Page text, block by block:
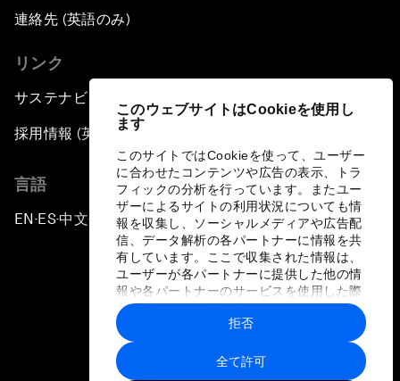
このウェブサイトはCookieを使用し
ます
このサイトではCookieを使って、ユーザー
に合わせたコンテンツや広告の表示、トラ
フィックの分析を行っています。またユー
ザーによるサイトの利用状況についても情
報を収集し、ソーシャルメディアや広告配
信、データ解析の各パートナーに情報を共
有しています。ここで収集された情報は、
ユーザーが各パートナーに提供した他の情
報や各パートナーのサービスを使用した際
に収集された情報と組み合わされ、各パー
トナーによって使用されることがありま
す。
全て許可
拒否
連絡先 (英語のみ)
リンク
サステナビリティへの取り組み
採用情報 (英語のみ)
言語
EN ▪ES▪中文▪ 日本語
プライバシーポリシーと利用規約
サイトマップ